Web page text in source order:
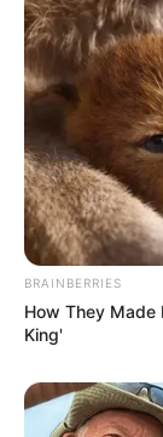
BRAINBERRIES
How They Made
King'